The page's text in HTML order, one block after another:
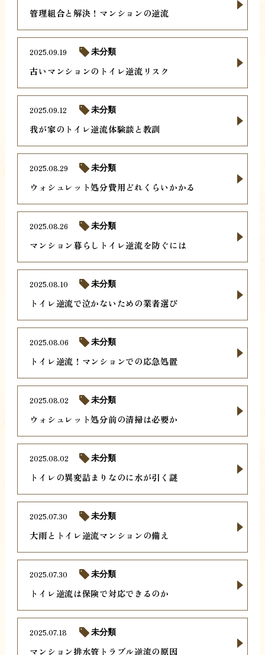
管理組合と解決！マンションの逆流
古いマンションのトイレ逆流リスク
2025.09.19 未分類
我が家のトイレ逆流体験談と教訓
2025.09.12 未分類
ウォシュレット処分費用どれくらいかかる
2025.08.29 未分類
マンション暮らしトイレ逆流を防ぐには
2025.08.26 未分類
トイレ逆流で泣かないための業者選び
2025.08.10 未分類
トイレ逆流！マンションでの応急処置
2025.08.06 未分類
ウォシュレット処分前の清掃は必要か
2025.08.02 未分類
トイレの異変詰まりなのに水が引く謎
2025.08.02 未分類
大雨とトイレ逆流マンションの備え
2025.07.30 未分類
トイレ逆流は保険で対応できるのか
2025.07.30 未分類
マンション排水管トラブル逆流の原因
2025.07.18 未分類